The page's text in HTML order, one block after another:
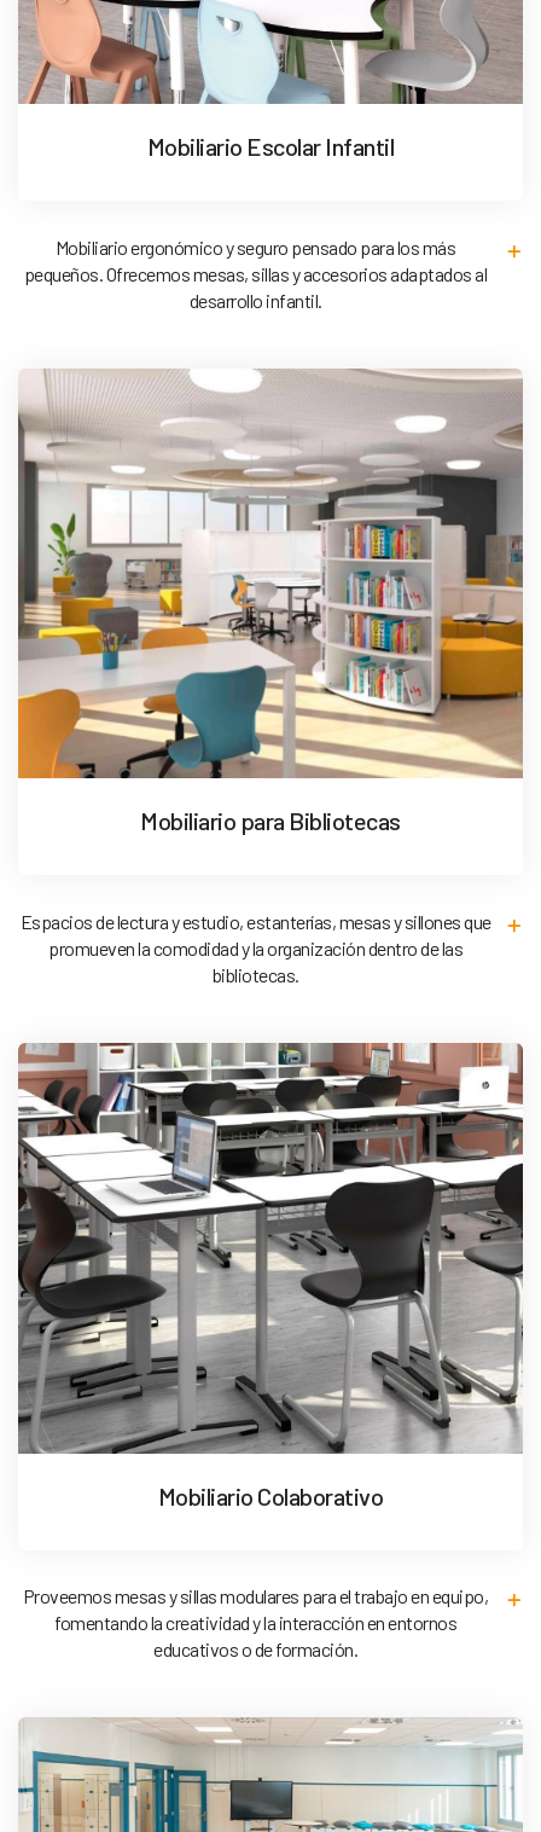
Mobiliario Escolar Infantil
Mobiliario ergonómico y seguro pensado para los más
pequeños. Ofrecemos mesas, sillas y accesorios adaptados al
desarrollo infantil.
Mobiliario para Bibliotecas
Espacios de lectura y estudio, estanterías, mesas y sillones que
promueven la comodidad y la organización dentro de las
bibliotecas.
Mobiliario Colaborativo
Proveemos mesas y sillas modulares para el trabajo en equipo,
fomentando la creatividad y la interacción en entornos
educativos o de formación.